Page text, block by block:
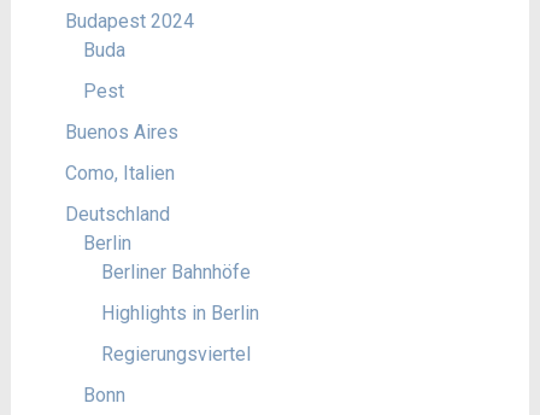
Budapest 2024
Buda
Pest
Buenos Aires
Como, Italien
Deutschland
Berlin
Berliner Bahnhöfe
Highlights in Berlin
Regierungsviertel
Bonn